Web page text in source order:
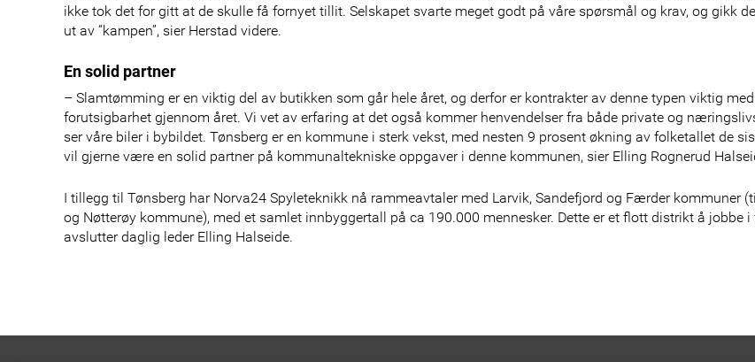
ikke tok det for gitt at de skulle få fornyet tillit. Selskapet svarte meget godt på våre spørsmål og krav, og gikk
ut av “kampen”, sier Herstad videre.
En solid partner
– Slamtømming er en viktig del av butikken som går hele året, og derfor er kontrakter av denne typen viktig
forutsigbarhet gjennom året. Vi vet av erfaring at det også kommer henvendelser fra både private og
ser våre biler i bybildet. Tønsberg er en kommune i sterk vekst, med nesten 9 prosent økning av folketallet de
vil gjerne være en solid partner på kommunaltekniske oppgaver i denne kommunen, sier Elling Rognerud
I tillegg til Tønsberg har Norva24 Spyleteknikk nå rammeavtaler med Larvik, Sandefjord og Færder kommuner
og Nøtterøy kommune), med et samlet innbyggertall på ca 190.000 mennesker. Dette er et flott distrikt å jobbe i
avslutter daglig leder Elling Halseide.